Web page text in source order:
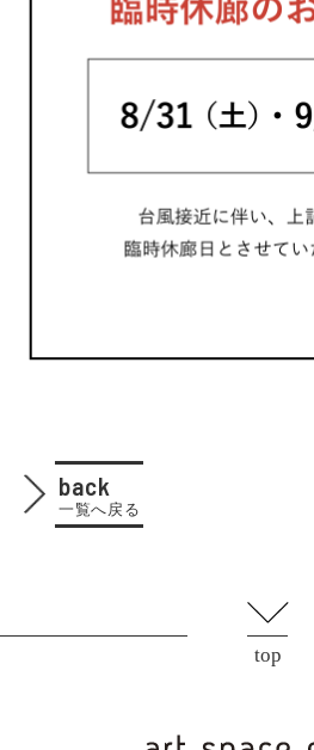
back
一覧へ戻る
top